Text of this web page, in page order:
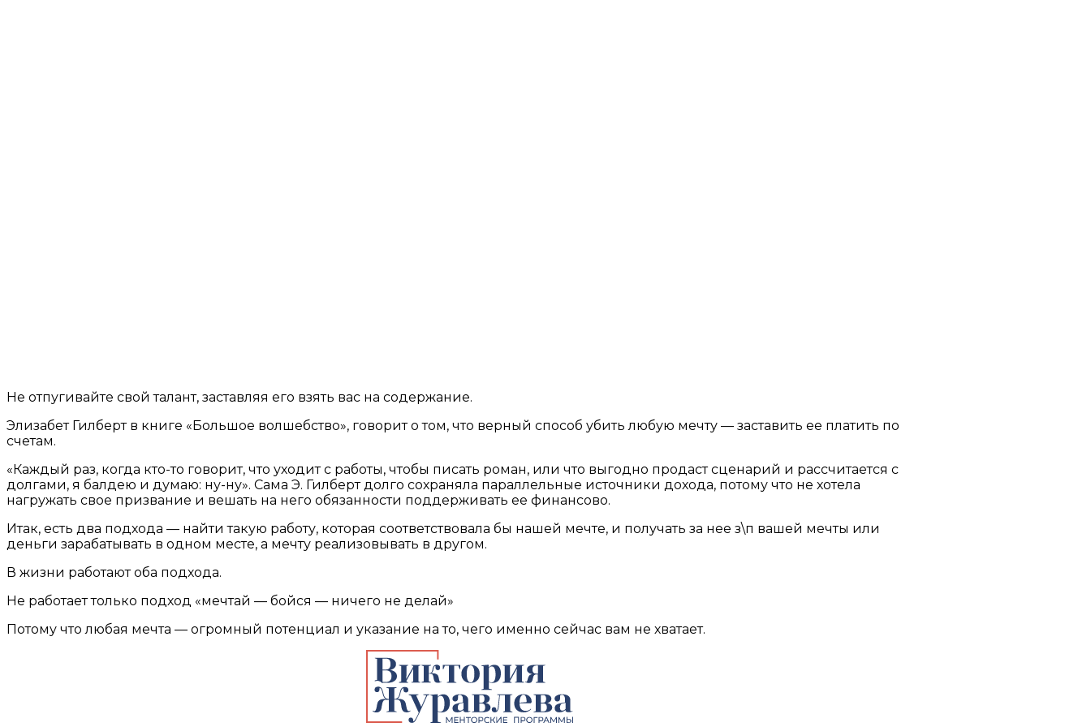
Не отпугивайте свой талант, заставляя его взять вас на содержание.
Элизабет Гилберт в книге «Большое волшебство», говорит о том, что верный способ убить любую мечту — заставить ее платить по
счетам.
«Каждый раз, когда кто-то говорит, что уходит с работы, чтобы писать роман, или что выгодно продаст сценарий и рассчитается с
долгами, я балдею и думаю: ну-ну». Сама Э. Гилберт долго сохраняла параллельные источники дохода, потому что не хотела
нагружать свое призвание и вешать на него обязанности поддерживать ее финансово.
Итак, есть два подхода — найти такую работу, которая соответствовала бы нашей мечте, и получать за нее з\п вашей мечты или
деньги зарабатывать в одном месте, а мечту реализовывать в другом.
В жизни работают оба подхода.
Не работает только подход «мечтай — бойся — ничего не делай»
Потому что любая мечта — огромный потенциал и указание на то, чего именно сейчас вам не хватает.